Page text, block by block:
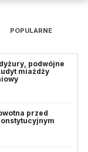
POPULARNE
podwójne
miażdży
przed